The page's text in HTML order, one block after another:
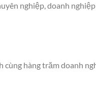
nghiệp, doanh
cùng hàng trăm doanh